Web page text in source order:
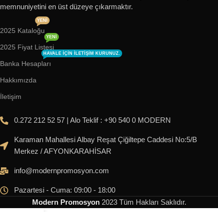
memnuniyetini en üst düzeye çıkarmaktır.
2025 Kataloğu
YENI
2025 Fiyat Listesi
YENI
Banka Hesapları
HAVALE IÇIN ILETIŞIM KURUNUZ.
Hakkımızda
İletişim
0.272 212 52 57 | Alo Teklif : +90 540 0 MODERN
Karaman Mahallesi Albay Reşat Çiğiltepe Caddesi No:5/B
Merkez / AFYONKARAHİSAR
info@modernpromosyon.com
Pazartesi - Cuma: 09:00 - 18:00
Modern Promosyon 2023 Tüm Hakları Saklıdır.